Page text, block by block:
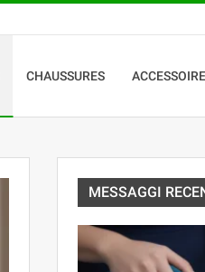
CHAUSSURES
MESSAGGI